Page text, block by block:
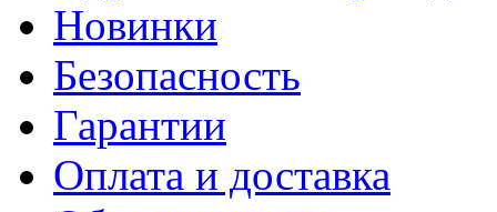
Новинки
Безопасность
Гарантии
Оплата и доставка